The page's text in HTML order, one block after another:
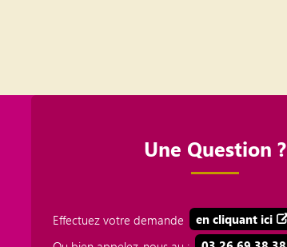
Une Question ?
Effectuez votre demande
en cliquant ici